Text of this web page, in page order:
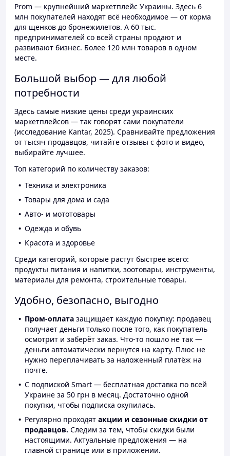
Prom — крупнейший маркетплейс Украины. Здесь 6
млн покупателей находят всё необходимое — от корма
для щенков до бронежилетов. А 60 тыс.
предпринимателей со всей страны продают и
развивают бизнес. Более 120 млн товаров в одном
месте.
Большой выбор — для любой
потребности
Здесь самые низкие цены среди украинских
маркетплейсов — так говорят сами покупатели
(исследование Kantar, 2025). Сравнивайте предложения
от тысяч продавцов, читайте отзывы с фото и видео,
выбирайте лучшее.
Топ категорий по количеству заказов:
Техника и электроника
Товары для дома и сада
Авто- и мототовары
Одежда и обувь
Красота и здоровье
Среди категорий, которые растут быстрее всего:
продукты питания и напитки, зоотовары, инструменты,
материалы для ремонта, строительные товары.
Удобно, безопасно, выгодно
Пром-оплата защищает каждую покупку: продавец
получает деньги только после того, как покупатель
осмотрит и заберёт заказ. Что-то пошло не так —
деньги автоматически вернутся на карту. Плюс не
нужно переплачивать за наложенный платёж на
почте.
С подпиской Smart — бесплатная доставка по всей
Украине за 50 грн в месяц. Достаточно одной
покупки, чтобы подписка окупилась.
Регулярно проходят акции и сезонные скидки от
продавцов. Следим за тем, чтобы скидки были
настоящими. Актуальные предложения — на
главной странице или в приложении.